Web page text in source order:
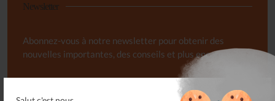
Newsletter
Abonnez-vous à notre newsletter pour obtenir des
nouvelles importantes, des conseils et plus encore.